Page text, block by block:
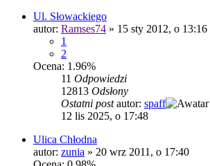
Ul. Słowackiego
autor: Ramses74 » 15 sty 2012, o 13:16
1
2
Ocena: 1.96%
11 Odpowiedzi
12813 Odsłony
Ostatni postautor: spaff
12 lis 2025, o 17:48
Ulica Chłodna
autor: zunia » 20 wrz 2011, o 17:40